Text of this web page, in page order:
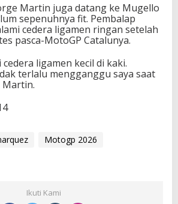
Martin juga datang ke Mugello
sepenuhnya fit. Pembalap
cedera ligamen ringan setelah
pasca-MotoGP Catalunya.
cedera ligamen kecil di kaki.
terlalu mengganggu saya saat
Martin.
Motogp 2026
Ikuti Kami